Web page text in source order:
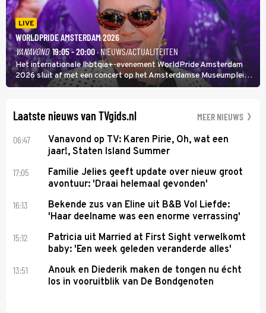
LIVE
WORLDPRIDE AMSTERDAM 2026
VANAVOND 19:05 - 20:00· NIEUWS/ACTUALITEITEN
Het internationale lhbtqia+-evenement WorldPride Amsterdam
2026 sluit af met een concert op het Amsterdamse Museumplein.
Anita Doth is een van de optredende artiesten. In de jaren 90
Laatste nieuws van TVgids.nl MEER NIEUWS
06:47
Vanavond op TV: Karen Pirie, Oh, wat een
jaar!, Staten Island Summer
17:05
Familie Jelies geeft update over nieuw groot
avontuur: 'Draai helemaal gevonden'
16:13
Bekende zus van Eline uit B&B Vol Liefde:
'Haar deelname was een enorme verrassing'
15:12
Patricia uit Married at First Sight verwelkomt
baby: 'Een week geleden veranderde alles'
13:51
Anouk en Diederik maken de tongen nu écht
los in vooruitblik van De Bondgenoten